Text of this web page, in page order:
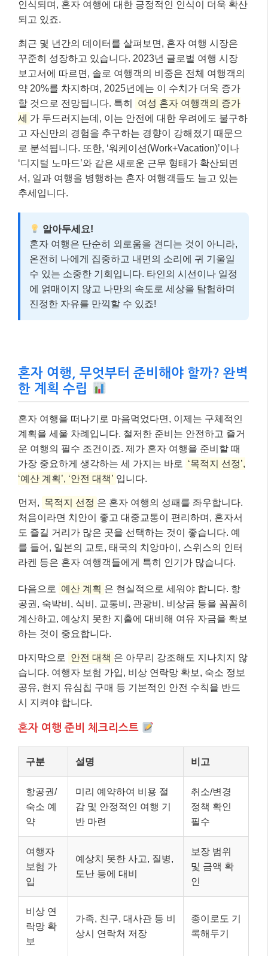
인식되며, 혼자 여행에 대한 긍정적인 인식이 더욱 확산
되고 있죠.
최근 몇 년간의 데이터를 살펴보면, 혼자 여행 시장은
꾸준히 성장하고 있습니다. 2023년 글로벌 여행 시장
보고서에 따르면, 솔로 여행객의 비중은 전체 여행객의
약 20%를 차지하며, 2025년에는 이 수치가 더욱 증가
할 것으로 전망됩니다. 특히
여성 혼자 여행객의 증가
세 가 두드러지는데, 이는 안전에 대한 우려에도 불구하
고 자신만의 경험을 추구하는 경향이 강해졌기 때문으
로 분석됩니다. 또한, ‘워케이션(Work+Vacation)’이나
‘디지털 노마드’와 같은 새로운 근무 형태가 확산되면
서, 일과 여행을 병행하는 혼자 여행객들도 늘고 있는
추세입니다.
알아두세요!
혼자 여행은 단순히 외로움을 견디는 것이 아니라,
온전히 나에게 집중하고 내면의 소리에 귀 기울일
수 있는 소중한 기회입니다. 타인의 시선이나 일정
에 얽매이지 않고 나만의 속도로 세상을 탐험하며
진정한 자유를 만끽할 수 있죠!
혼자 여행, 무엇부터 준비해야 할까? 완벽
한 계획 수립
혼자 여행을 떠나기로 마음먹었다면, 이제는 구체적인
계획을 세울 차례입니다. 철저한 준비는 안전하고 즐거
운 여행의 필수 조건이죠. 제가 혼자 여행을 준비할 때
가장 중요하게 생각하는 세 가지는 바로
‘목적지 선정’,
‘예산 계획’, ‘안전 대책’ 입니다.
먼저, 목적지 선정 은 혼자 여행의 성패를 좌우합니다.
처음이라면 치안이 좋고 대중교통이 편리하며, 혼자서
도 즐길 거리가 많은 곳을 선택하는 것이 좋습니다. 예
를 들어, 일본의 교토, 태국의 치앙마이, 스위스의 인터
라켄 등은 혼자 여행객들에게 특히 인기가 많습니다.
다음으로 예산 계획 은 현실적으로 세워야 합니다. 항
공권, 숙박비, 식비, 교통비, 관광비, 비상금 등을 꼼꼼히
계산하고, 예상치 못한 지출에 대비해 여유 자금을 확보
하는 것이 중요합니다.
마지막으로 안전 대책 은 아무리 강조해도 지나치지 않
습니다. 여행자 보험 가입, 비상 연락망 확보, 숙소 정보
공유, 현지 유심칩 구매 등 기본적인 안전 수칙을 반드
시 지켜야 합니다.
혼자 여행 준비 체크리스트
구분 설명 비고
항공권/
숙소 예
약
미리 예약하여 비용 절
감 및 안정적인 여행 기
반 마련
취소/변경
정책 확인
필수
여행자
보험 가
입
예상치 못한 사고, 질병,
도난 등에 대비
보장 범위
및 금액 확
인
비상 연
락망 확
보
가족, 친구, 대사관 등 비
상시 연락처 저장
종이로도 기
록해두기